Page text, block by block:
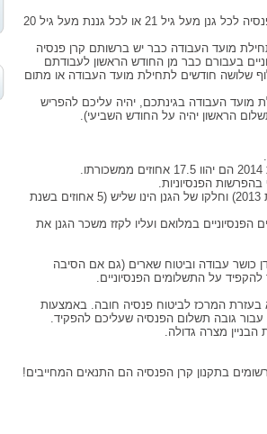
על-פי החוק אשר נקבע בשנת 2008, עליכם לשלם פנסיה לכל גנן מעל גיל 21 או לכל גננת מעל גיל 20
מועד העבודה כבר יש ברשותם קרן פנסיה
בעבורם כבר מן החודש הראשון לעבודתם
שלושה חודשים לתחילת מועד העבודה או מתום
מועד העבודה בגינתכם, יהיה עליכם להפריש
הראשון יהיה על החודש השביעי).
הפנסיוניות.
חלקו של המעסיק הינו שני שלישים (10 אחוזים בשנת 2013) וחלקו של הגנן הינו שליש (5 אחוזים בשנת
במלואם ועליו לקזז משכר הגנן את
כושר עבודה וביטוח שארים (גם אם הסיבה
על התשלומים הפנסיוניים.
בעזרת המרכז לביטוח פנסיה חובה. באמצעות
גובה תשלום הפנסיה שעליכם להפקיד.
מצרה גדולה.
בתקנון קרן הפנסיה הם התנאים המחייבים!